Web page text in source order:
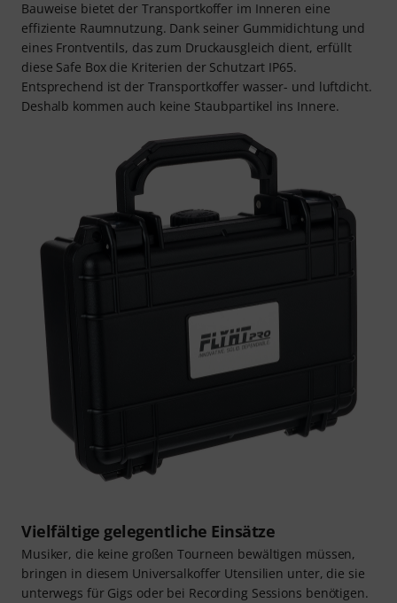
Bauweise bietet der Transportkoffer im Inneren eine
effiziente Raumnutzung. Dank seiner Gummidichtung und
eines Frontventils, das zum Druckausgleich dient, erfüllt
diese Safe Box die Kriterien der Schutzart IP65.
Entsprechend ist der Transportkoffer wasser- und luftdicht.
Deshalb kommen auch keine Staubpartikel ins Innere.
Vielfältige gelegentliche Einsätze
Musiker, die keine großen Tourneen bewältigen müssen,
bringen in diesem Universalkoffer Utensilien unter, die sie
unterwegs für Gigs oder bei Recording Sessions benötigen.